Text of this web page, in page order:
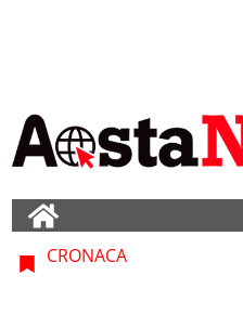
CRONACA